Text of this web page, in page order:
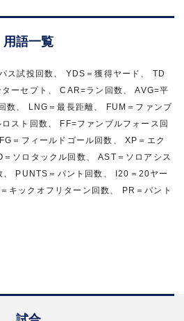
用語一覧
ス試投回数、 YDS＝獲得ヤード、 TD
ーセプト、 CAR=ラン回数、 AVG=平
数、 LNG＝最長距離、 FUM＝ファンブ
スト回数、 FF=ファンブルフォース回
＝フィールドゴール回数、 XP＝エク
ソロタックル回数、 AST＝ソロアシス
、 PUNTS＝パント回数、 I20＝20ヤー
キックオフリターン回数、 PR＝パント